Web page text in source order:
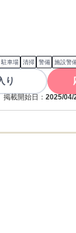
駐車場 清掃 警備 施設警
り
掲載開始日： 2025/04/